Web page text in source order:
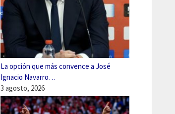
La opción que más convence a José
Ignacio Navarro…
3 agosto, 2026